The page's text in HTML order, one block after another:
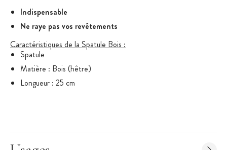
Indispensable
Ne raye pas vos revêtements
Caractéristiques de la Spatule Bois :
Spatule
Matière : Bois (hêtre)
Longueur : 25 cm